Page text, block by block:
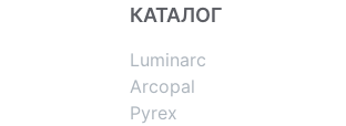
КАТАЛОГ
Luminarc
Arcopal
Pyrex